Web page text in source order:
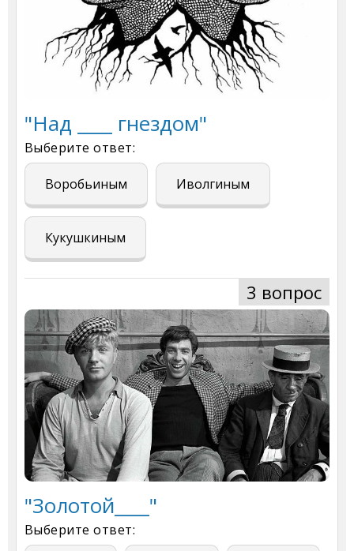
"Над ____ гнездом"
Выберите ответ:
Воробьиным Иволгиным
Кукушкиным
3 вопрос
"Золотой____"
Выберите ответ: